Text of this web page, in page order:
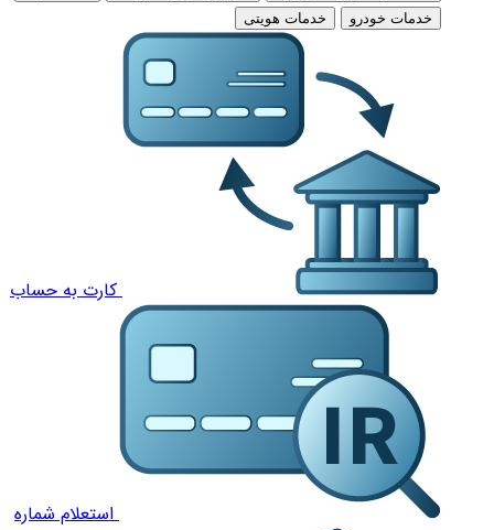
خدمات خودرو
خدمات هویتی
کارت به حساب
استعلام شماره